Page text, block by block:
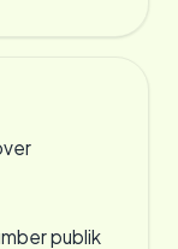
publik